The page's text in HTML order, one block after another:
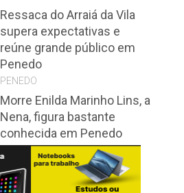
Ressaca do Arraiá da Vila
supera expectativas e
reúne grande público em
Penedo
PENEDO
Morre Enilda Marinho Lins, a
Nena, figura bastante
conhecida em Penedo